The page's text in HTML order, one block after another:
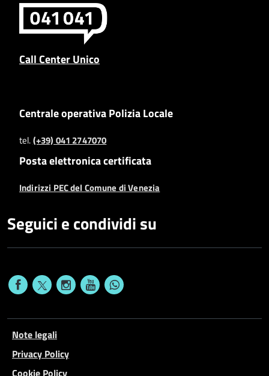
Call Center Unico
Centrale operativa Polizia Locale
tel.(+39) 041 2747070
Posta elettronica certificata
Indirizzi PEC del Comune di Venezia
Seguici e condividi su
Note legali
Privacy Policy
Cookie Policy